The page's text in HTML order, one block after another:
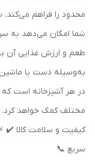
محدود را فراهم می‌کند.
شما امکان می‌دهد به
طعم و ارزش غذایی آن
به‌وسیله دست یا
در هر آشپزخانه است که
مختلف کمک خواهد
کیفیت و سلامت کالا ✔️
سریع 📞